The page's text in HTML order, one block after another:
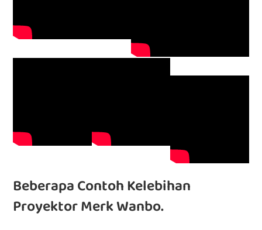
Beberapa Contoh Kelebihan
Proyektor Merk Wanbo.